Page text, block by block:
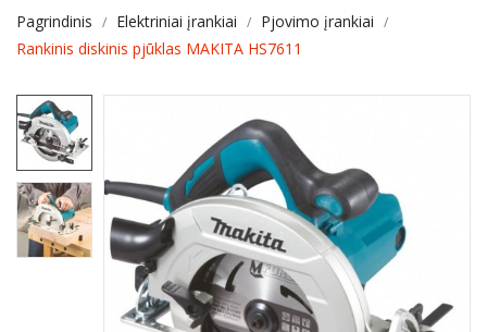
Pagrindinis Elektriniai įrankiai
Pjovimo įrankiai
Rankinis diskinis pjūklas MAKITA HS7611